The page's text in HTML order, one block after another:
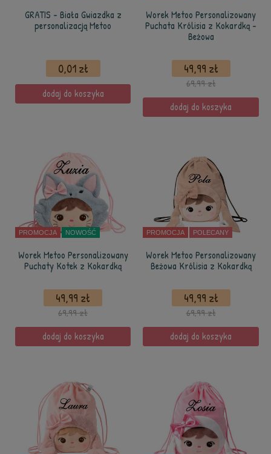
GRATIS - Biała Gwiazdka z
personalizacją Metoo
0,01 zł
dodaj do koszyka
Worek Metoo Personalizowany
Puchata Królisia z Kokardką -
Beżowa
49,99 zł
69,99 zł
dodaj do koszyka
PROMOCJA NOWOŚĆ
Worek Metoo Personalizowany
Puchaty Kotek z Kokardką
49,99 zł
69,99 zł
dodaj do koszyka
PROMOCJA POLECANY
Worek Metoo Personalizowany
Beżowa Królisia z Kokardką
49,99 zł
69,99 zł
dodaj do koszyka